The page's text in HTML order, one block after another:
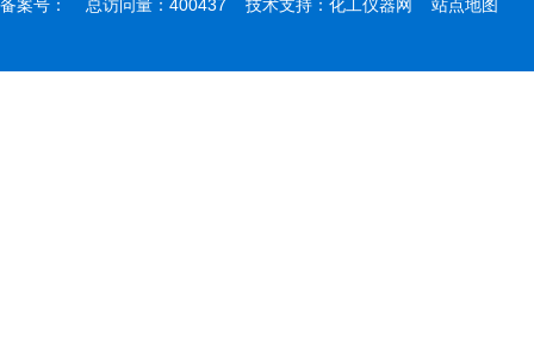
备案号：
总访问量：400437 技术支持： 化工仪器网 站点地图